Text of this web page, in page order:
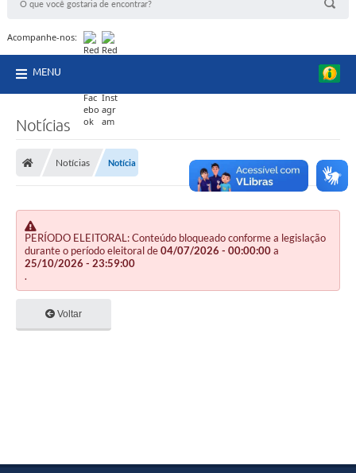
Acompanhe-nos:
MENU
Notícias
Notícias Notícia
PERÍODO ELEITORAL: Conteúdo bloqueado conforme a legislação
durante o período eleitoral de04/07/2026 - 00:00:00a
25/10/2026 - 23:59:00
.
Voltar